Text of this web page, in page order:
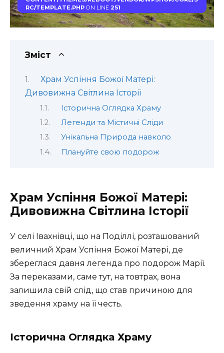
RC/TEMPLATE.PHPON LINE 251
Зміст
Храм Успіння Божої Матері:
Дивовижна Світлина Історії
Історична Оглядка Храму
Легенди та Містичні Сліди
Унікальна Природа навколо
Плануйте свою подорож
Храм Успіння Божої Матері:
Дивовижна Світлина Історії
У селі Івахнівці, що на Поділлі, розташований
величний Храм Успіння Божої Матері, де
збереглася давня легенда про подорож Марії.
За переказами, саме тут, на товтрах, вона
залишила свій слід, що став причиною для
зведення храму на її честь.
Історична Оглядка Храму